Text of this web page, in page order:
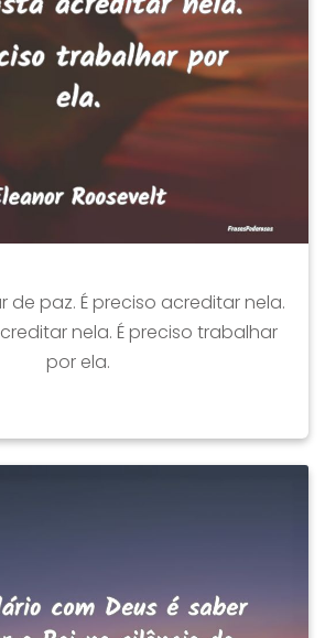
de paz. É preciso acreditar nela.
nela. É preciso trabalhar
por ela.